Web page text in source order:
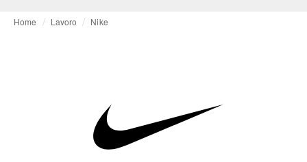
Home Lavoro Nike